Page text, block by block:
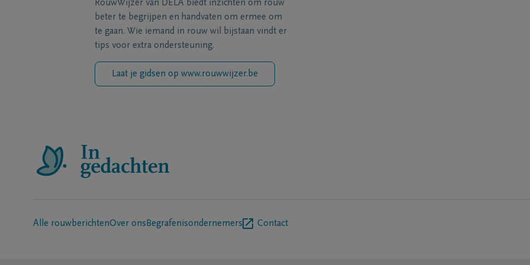
RouwWijzer van DELA biedt inzichten om rouw
beter te begrijpen en handvaten om ermee om
te gaan. Wie iemand in rouw wil bijstaan vindt er
tips voor extra ondersteuning.
Laat je gidsen op www.rouwwijzer.be
Alle rouwberichtenOver ons Begrafenisondernemers Contact